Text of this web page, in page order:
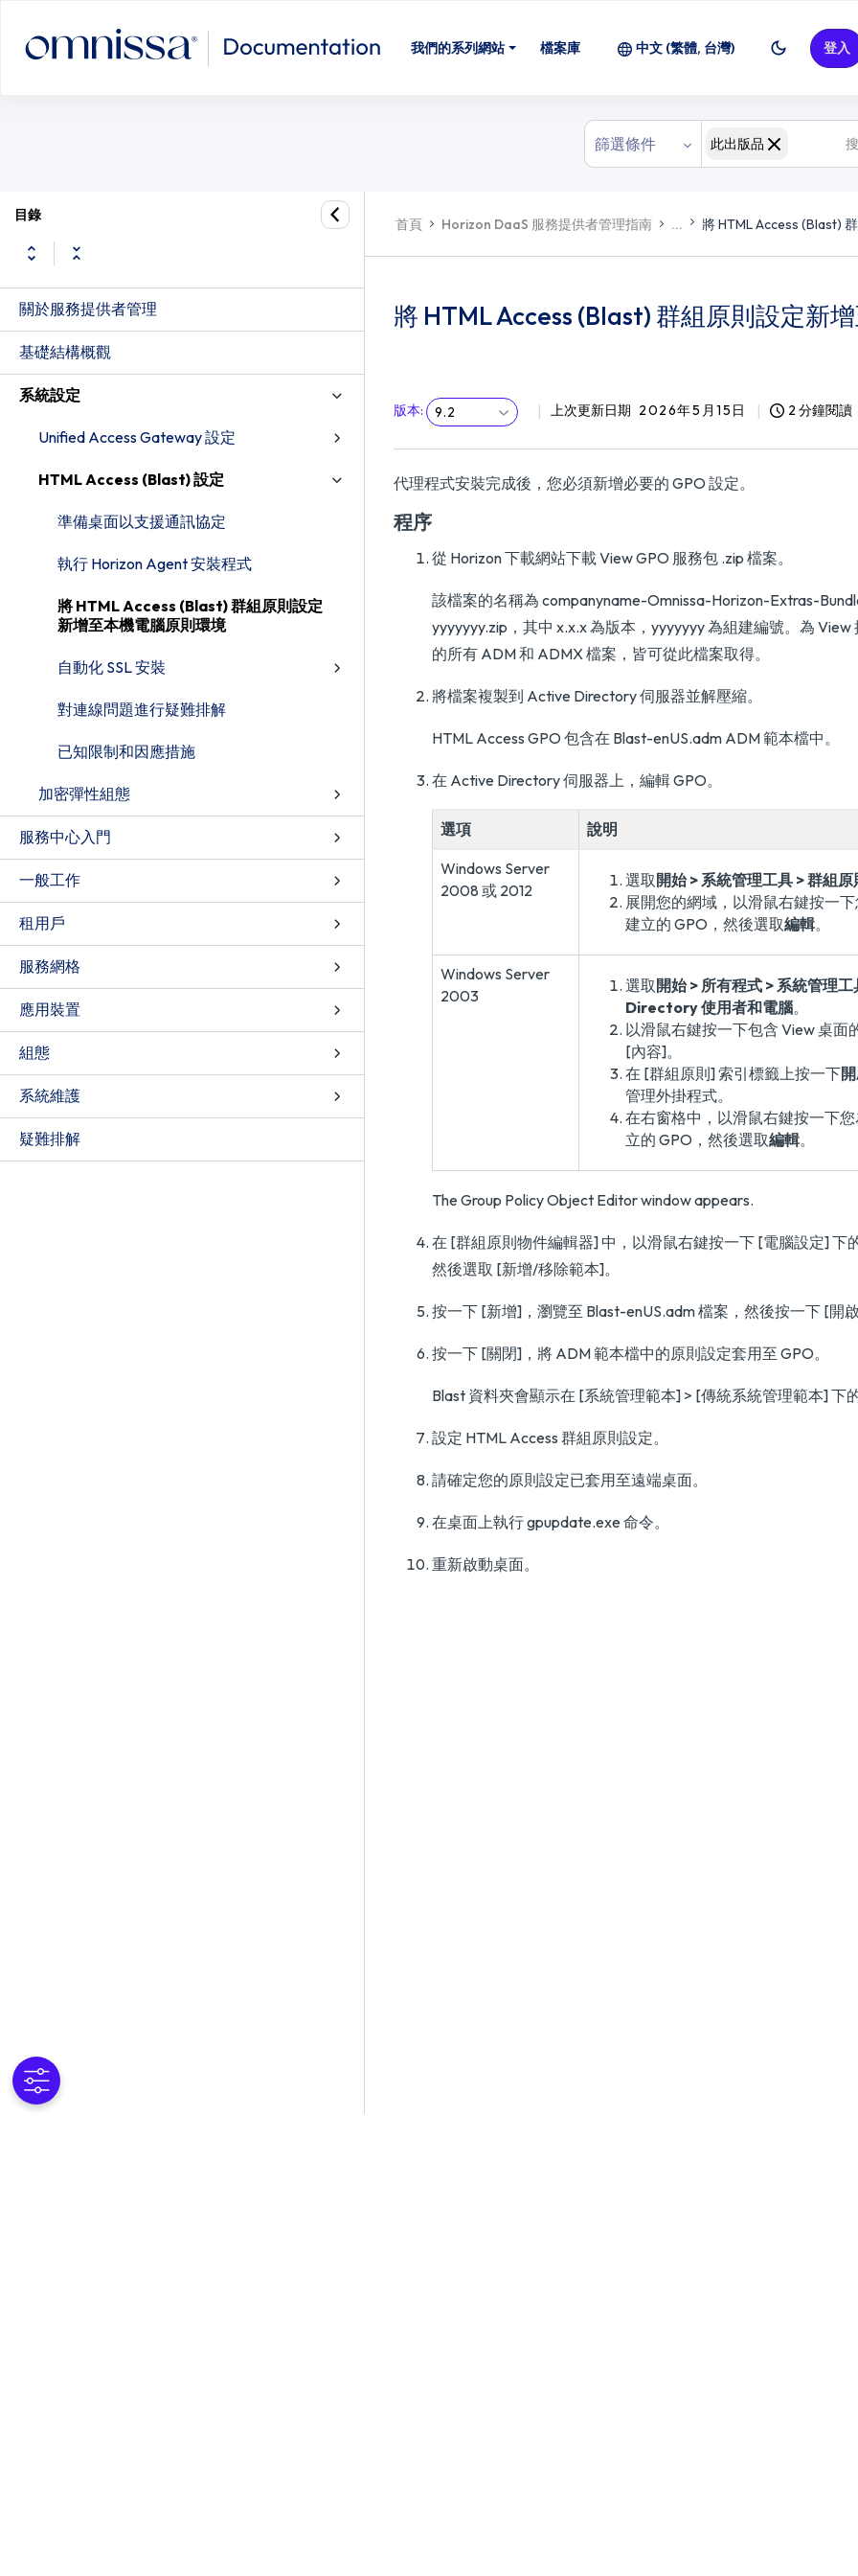
我們的系列網站 檔案庫 中文 (繁體, 台灣) 登入
篩選條件 此出版品
目錄
關於服務提供者管理
基礎結構概觀
系統設定
Unified Access Gateway 設定
HTML Access (Blast) 設定
準備桌面以支援通訊協定
執行 Horizon Agent 安裝程式
將 HTML Access (Blast) 群組原則設定
新增至本機電腦原則環境
自動化 SSL 安裝
對連線問題進行疑難排解
已知限制和因應措施
加密彈性組態
服務中心入門
一般工作
租用戶
服務網格
應用裝置
組態
系統維護
疑難排解
首頁 Horizon DaaS 服務提供者管理指南 ... 將 HTML Access (Blast)
將 HTML Access (Blast) 群組原則設定新
版本: 9.2 上次更新日期 2026年5月15日 2 分鐘閱讀
代理程式安裝完成後，您必須新增必要的 GPO 設定。
程序
從 Horizon 下載網站下載 View GPO 服務包 .zip 檔案。
該檔案的名稱為 companyname-Omnissa-Horizon-Extras-
yyyyyyy.zip，其中 x.x.x 為版本，yyyyyyy 為組建編號。為 View
的所有 ADM 和 ADMX 檔案，皆可從此檔案取得。
將檔案複製到 Active Directory 伺服器並解壓縮。
HTML Access GPO 包含在 Blast-enUS.adm ADM 範本檔中。
在 Active Directory 伺服器上，編輯 GPO。
選項 說明
Windows Server
2008 或 2012
選取 開始 > 系統管理工具 > 群組原
展開您的網域，以滑鼠右鍵按一
建立的 GPO，然後選取編輯。
Windows Server
2003
選取 開始 > 所有程式 > 系統管理
Directory 使用者和電腦。
以滑鼠右鍵按一下包含 View 桌面
[內容]。
在 [群組原則] 索引標籤上按一下
管理外掛程式。
在右窗格中，以滑鼠右鍵按一下
立的 GPO，然後選取編輯。
The Group Policy Object Editor window appears.
在 [群組原則物件編輯器] 中，以滑鼠右鍵按一下 [電腦設定] 下
然後選取 [新增/移除範本]。
按一下 [新增]，瀏覽至 Blast-enUS.adm 檔案，然後按一下 [開啟
按一下 [關閉]，將 ADM 範本檔中的原則設定套用至 GPO。
Blast 資料夾會顯示在 [系統管理範本] > [傳統系統管理範本] 下
設定 HTML Access 群組原則設定。
請確定您的原則設定已套用至遠端桌面。
在桌面上執行 gpupdate.exe 命令。
重新啟動桌面。